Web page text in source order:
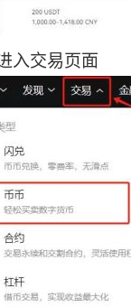
入交易页面